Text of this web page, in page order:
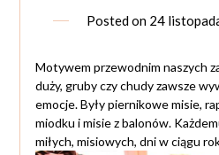
Posted on 24
Motywem przewodnim naszych
duży, gruby czy chudy zawsze
emocje. Były piernikowe misie,
miodku i misie z balonów.
miłych, misiowych, dni w ciągu